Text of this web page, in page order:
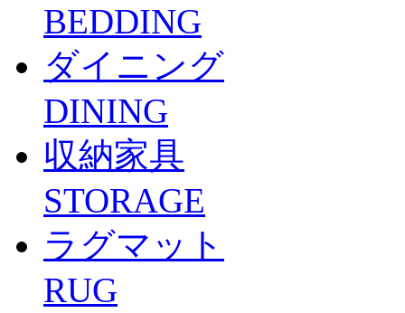
BEDDING
ダイニング
DINING
収納家具
STORAGE
ラグマット
RUG